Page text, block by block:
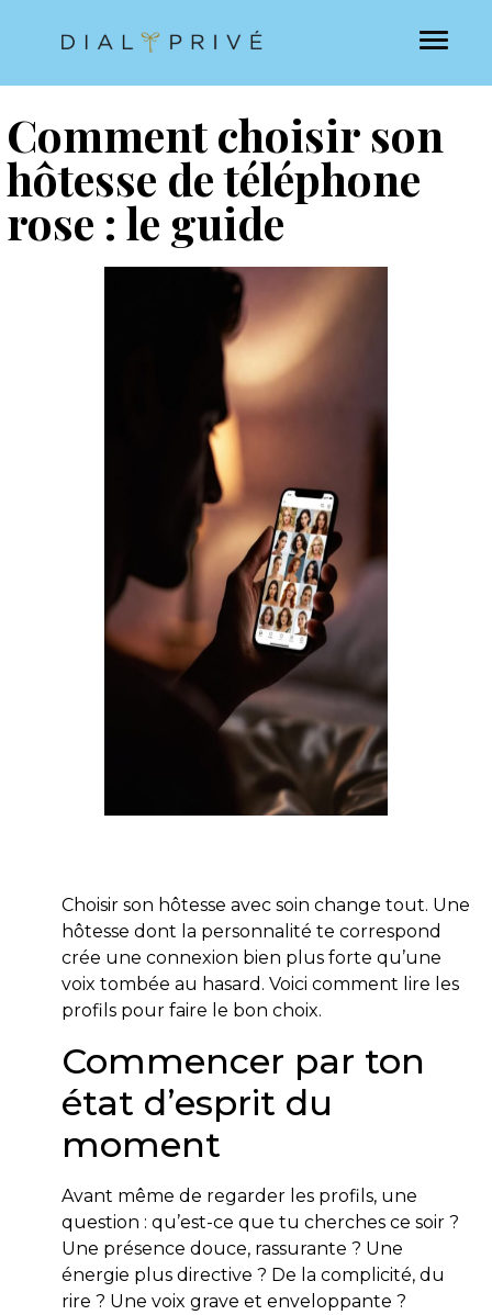
Comment choisir son
hôtesse de téléphone
rose : le guide
Choisir son hôtesse avec soin change tout. Une
hôtesse dont la personnalité te correspond
crée une connexion bien plus forte qu’une
voix tombée au hasard. Voici comment lire les
profils pour faire le bon choix.
Commencer par ton
état d’esprit du
moment
Avant même de regarder les profils, une
question : qu’est-ce que tu cherches ce soir ?
Une présence douce, rassurante ? Une
énergie plus directive ? De la complicité, du
rire ? Une voix grave et enveloppante ?